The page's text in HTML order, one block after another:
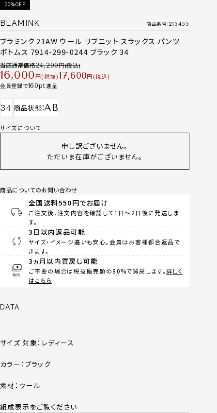
20%OFF
BLAMINK 商品番号 215455
ブラミンク 21AW ウール リブニット スラックス パンツ
ボトムス 7914-299-0244 ブラック 34
当店通常価格24,200
16,000 税抜 17,600
税込
会員登録で160 進呈
34 商品状態 AB
サイズについて
申し訳ございません。
ただいま在庫がございません。
商品についてのお問い合わせ
全国送料550円でお届け
ご注文後、注文内容を確認して1日～2日後に発送しま
す。
3日以内返品可能
サイズ・イメージ違いも安心。会員はお客様都合返品で
きます。
3ヵ月以内買戻し可能
ご不要の場合は税抜販売額の80%で買戻します。詳しく
はこちら
DATA
サイズ 対象：レディース
カラー：ブラック
素材：ウール
組成表示をご覧ください